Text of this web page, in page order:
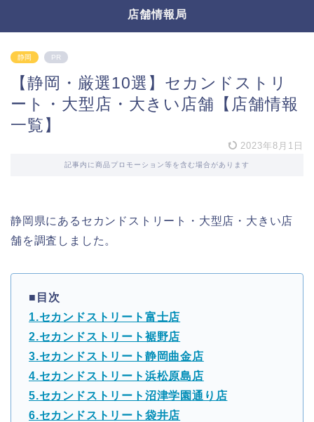
店舗情報局
静岡 PR
【静岡・厳選10選】セカンドストリ
ート・大型店・大きい店舗【店舗情報
一覧】
2023年8月1日
記事内に商品プロモーション等を含む場合があります
静岡県にあるセカンドストリート・大型店・大きい店
舗を調査しました。
■目次
1.セカンドストリート富士店
2.セカンドストリート裾野店
3.セカンドストリート静岡曲金店
4.セカンドストリート浜松原島店
5.セカンドストリート沼津学園通り店
6.セカンドストリート袋井店